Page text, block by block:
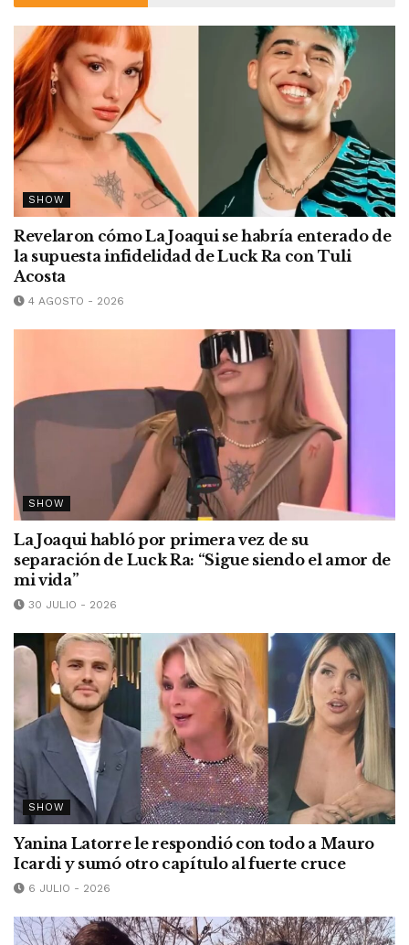
SHOW
Revelaron cómo La Joaqui se habría enterado de
la supuesta infidelidad de Luck Ra con Tuli
Acosta
4 AGOSTO - 2026
SHOW
La Joaqui habló por primera vez de su
separación de Luck Ra: “Sigue siendo el amor de
mi vida”
30 JULIO - 2026
SHOW
Yanina Latorre le respondió con todo a Mauro
Icardi y sumó otro capítulo al fuerte cruce
6 JULIO - 2026